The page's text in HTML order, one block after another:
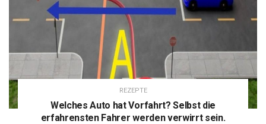
REZEPTE
Welches Auto hat Vorfahrt? Selbst die
erfahrensten Fahrer werden verwirrt sein.